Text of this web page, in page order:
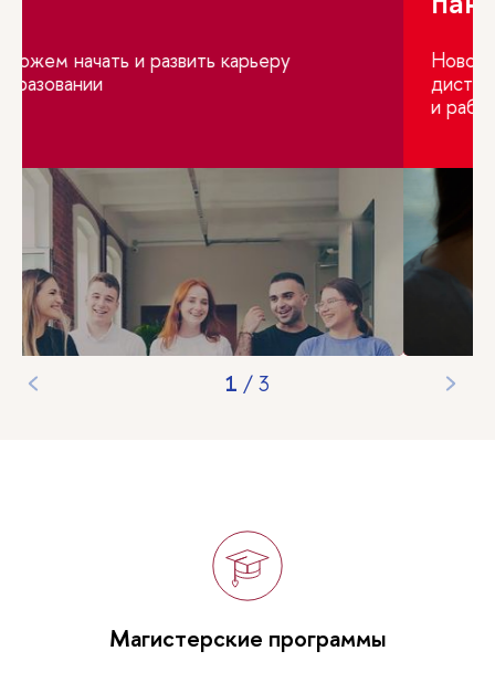
Новости, инструменты, методики внедрения
дистанционных технологий в образовании
2 / 3
Магистерские программы